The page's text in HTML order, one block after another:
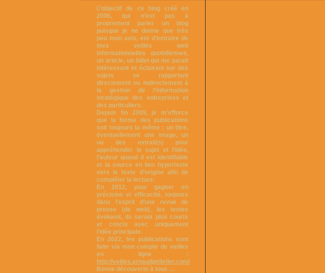
L’objectif de ce blog créé en
2006, qui n’est pas à
proprement parler un blog
puisque je ne donne que très
peu mon avis, est d’extraire de
mes veilles web
informationnelles quotidiennes,
un article, un billet qui me parait
intéressant et éclairant sur des
sujets se rapportant
directement ou indirectement à
la gestion de l’information
stratégique des entreprises et
des particuliers.
Depuis fin 2009, je m’efforce
que la forme des publications
soit toujours la même ; un titre,
éventuellement une image, un
ou des extrait(s) pour
appréhender le sujet et l’idée,
l’auteur quand il est identifiable
et la source en lien hypertexte
vers le texte d’origine afin de
compléter la lecture.
En 2012, pour gagner en
précision et efficacité, toujours
dans l’esprit d’une revue de
presse (de web), les textes
évoluent, ils seront plus courts
et concis avec uniquement
l’idée principale.
En 2022, les publications sont
faite via mon compte de veilles
en ligne :
http://veilles.arnaudpelletier.com/
Bonne découverte à tous …